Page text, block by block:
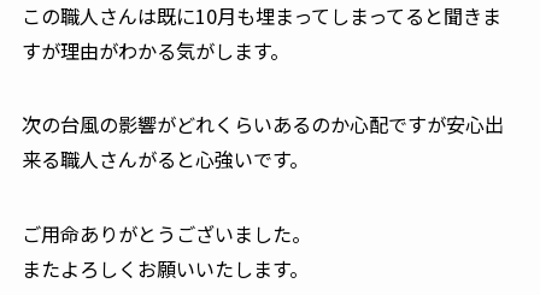
この職人さんは既に10月も埋まってしまってると聞きま
すが理由がわかる気がします。
次の台風の影響がどれくらいあるのか心配ですが安心出
来る職人さんがると心強いです。
ご用命ありがとうございました。
またよろしくお願いいたします。